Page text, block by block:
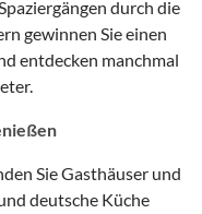
durch die
gewinnen Sie einen
entdecken manchmal
Sie Gasthäuser und
deutsche Küche